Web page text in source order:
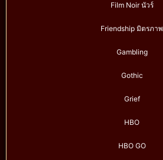
Film Noir นัวร์
Friendship มิตรภาพ
Gambling
Gothic
Grief
HBO
HBO GO